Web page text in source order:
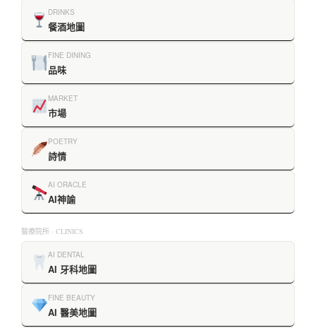
DRINKS
餐酒地圖
FINE DINING
品味
MARKET
市場
POETRY
詩情
AI ORACLE
AI神諭
醫療院所 · CLINICS
AI DENTAL
AI 牙科地圖
FINE BEAUTY
AI 醫美地圖